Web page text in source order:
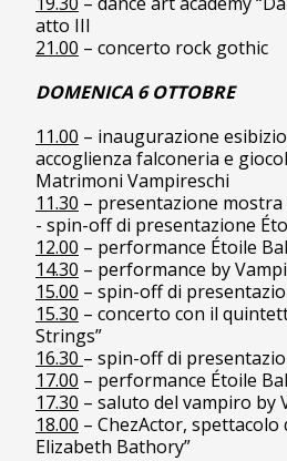
atto III
21.00 – concerto rock gothic
DOMENICA 6 OTTOBRE
11.00 – inaugurazione
accoglienza falconeria e
Matrimoni Vampireschi
11.30 – presentazione mostra
- spin-off di presentazione
12.00 – performance Étoile
14.30 – performance by
15.00 – spin-off di
15.30 – concerto con il
Strings”
16.30 – spin-off di
17.00 – performance Étoile
17.30 – saluto del vampiro by
18.00 – ChezActor, spettacolo
Elizabeth Bathory”